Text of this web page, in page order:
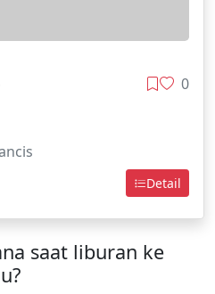
0
Detail
saat liburan ke